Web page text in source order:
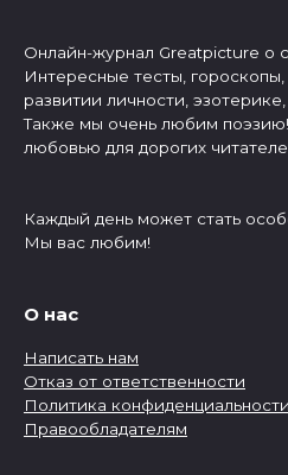
Онлайн-журнал Greatpicture о
Интересные тесты,
развитии личности,
Также мы очень любим
любовью для дорогих
Каждый день может стать
Мы вас любим!
О нас
Написать нам
Отказ от ответственности
Политика конфиденциальности
Правообладателям